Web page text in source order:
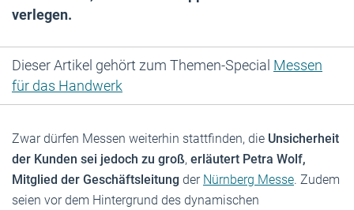
verlegen.
Dieser Artikel gehört zum Themen-Special Messen
für das Handwerk
Zwar dürfen Messen weiterhin stattfinden, die Unsicherheit
der Kunden sei jedoch zu groß, erläutert Petra Wolf,
Mitglied der Geschäftsleitung der Nürnberg Messe. Zudem
seien vor dem Hintergrund des dynamischen